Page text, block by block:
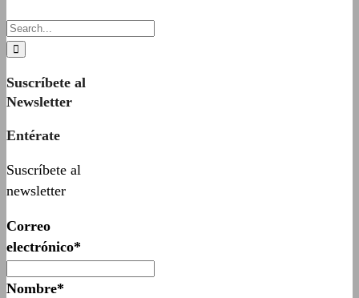
Suscríbete al
Newsletter
Entérate
Suscríbete al
newsletter
Correo
electrónico*
Nombre*